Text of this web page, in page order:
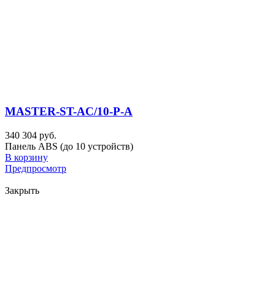
MASTER-ST-AC/10-P-A
340 304 руб.
Панель ABS (до 10 устройств)
В корзину
Предпросмотр
Закрыть